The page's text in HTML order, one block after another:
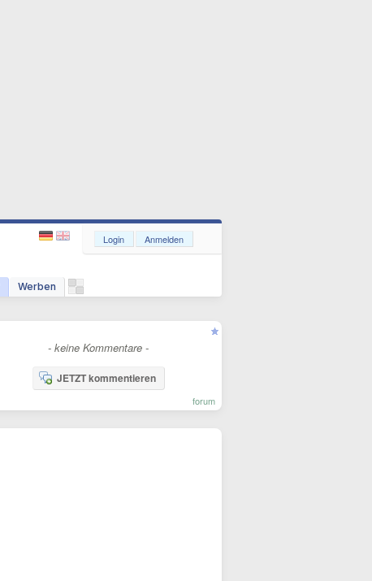
Werben
Login Anmelden
- keine Kommentare -
JETZT kommentieren
forum